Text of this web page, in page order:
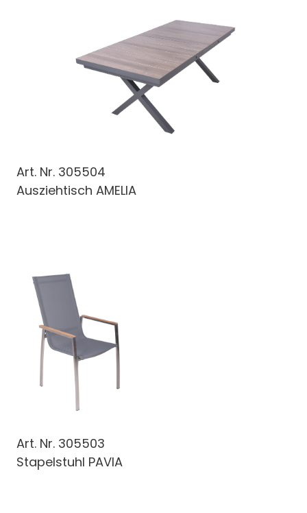
Art. Nr. 305504
Ausziehtisch AMELIA
Art. Nr. 305503
Stapelstuhl PAVIA